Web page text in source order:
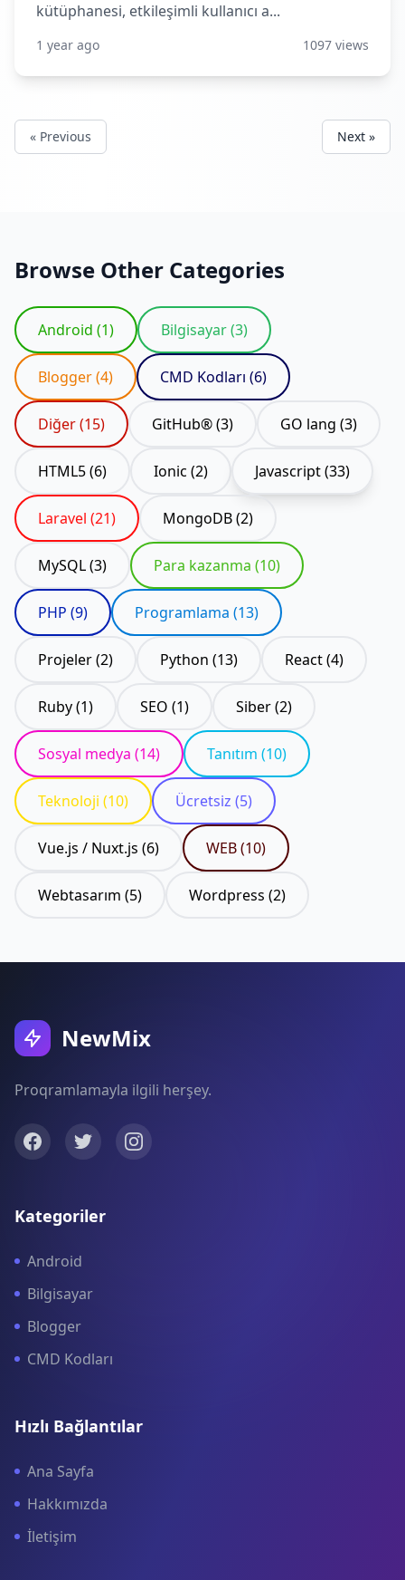
kütüphanesi, etkileşimli kullanıcı a...
1 year ago 1097 views
« Previous Next »
Browse Other Categories
Android (1) Bilgisayar (3)
Blogger (4) CMD Kodları (6)
Diğer (15) GitHub® (3) GO lang (3)
HTML5 (6) Ionic (2) Javascript (33)
Laravel (21) MongoDB (2)
MySQL (3) Para kazanma (10)
PHP (9) Programlama (13)
Projeler (2) Python (13) React (4)
Ruby (1) SEO (1) Siber (2)
Sosyal medya (14) Tanıtım (10)
Teknoloji (10) Ücretsiz (5)
Vue.js / Nuxt.js (6) WEB (10)
Webtasarım (5) Wordpress (2)
NewMix
Proqramlamayla ilgili herşey.
Kategoriler
Android
Bilgisayar
Blogger
CMD Kodları
Hızlı Bağlantılar
Ana Sayfa
Hakkımızda
İletişim